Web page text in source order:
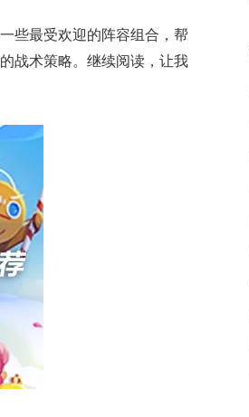
些最受欢迎的阵容组合，帮
战术策略。继续阅读，让我